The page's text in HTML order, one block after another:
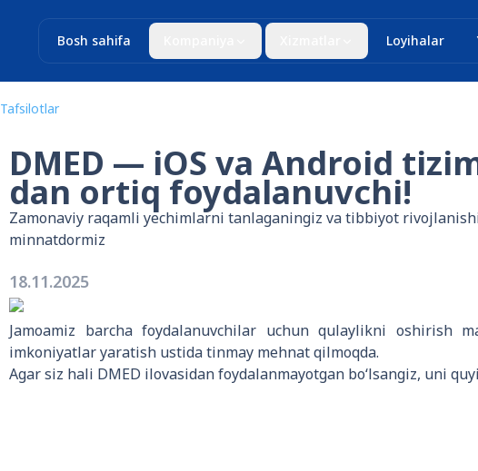
Bosh sahifa Loyihalar
Tafsilotlar
DMED — iOS va Android
dan ortiq foydalanuvchi!
Zamonaviy raqamli yechimlarni tanlaganingiz va tibbiyot
minnatdormiz
18.11.2025
Jamoamiz barcha foydalanuvchilar uchun qulaylikni oshirish
imkoniyatlar yaratish ustida tinmay mehnat qilmoqda.
Agar siz hali DMED ilovasidan foydalanmayotgan bo‘lsangiz, uni